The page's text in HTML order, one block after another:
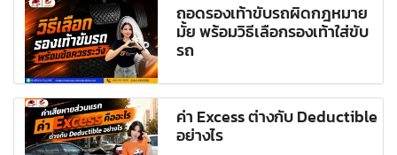
ถอดรองเท้าขับรถผิดกฎหมาย
มั้ย พร้อมวิธีเลือกรองเท้าใส่ขับ
รถ
ค่า Excess ต่างกับ Deductible
อย่างไร